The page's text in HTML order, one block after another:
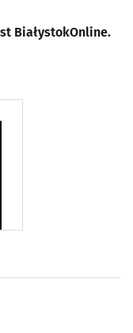
BiałystokOnline.